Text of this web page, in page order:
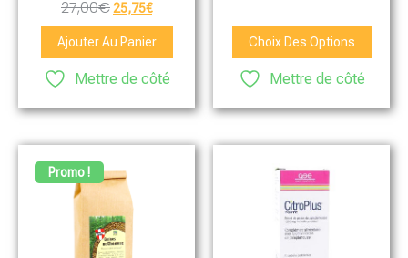
4.33
sur 5
27,00€25,75€
Ajouter Au Panier
Mettre de côté
Choix Des Options
Mettre de côté
Promo !